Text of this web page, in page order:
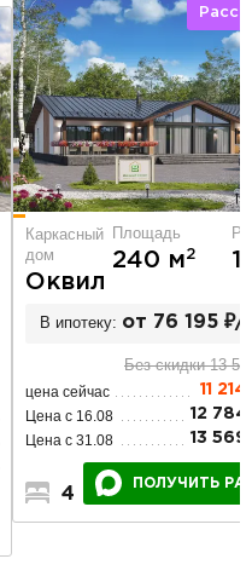
Каркасный
дом
Оквил
Площадь
240 м2
В ипотеку: от 76 195 ₽/
Без скидки 13
цена сейчас 11
Цена с 16.08 12 784
Цена с 31.08 13 569
4
ПОЛУЧИТЬ